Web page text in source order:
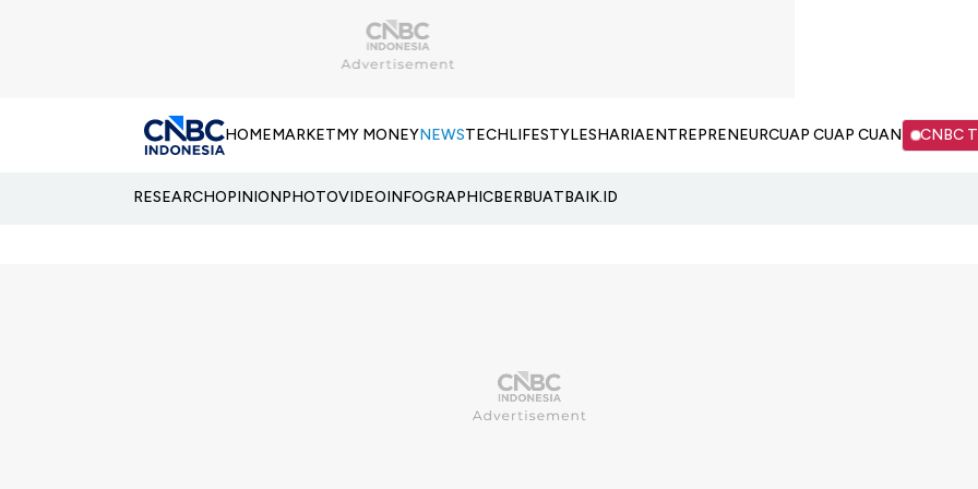
HOMEMARKETMY MONEYNEWSTECHLIFESTYLESHARIAENTREPRENEURCUAP CUAP CUAN CNBC
RESEARCHOPINIONPHOTOVIDEOINFOGRAPHICBERBUATBAIK.ID